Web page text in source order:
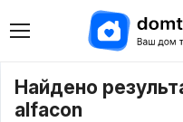
Найдено
alfacon